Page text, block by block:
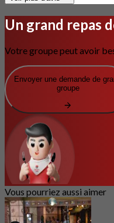
Un grand repas
Votre groupe peut avoir
Envoyer une demande de
groupe
Vous pourriez aussi aimer